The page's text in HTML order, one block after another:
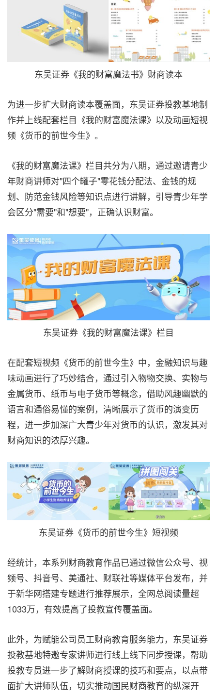
东吴证券《我的财富魔法书》财商读本
为进一步扩大财商读本覆盖面，东吴证券投教基地制
作并上线配套栏目《我的财富魔法课》以及动画短视
频《货币的前世今生》。
《我的财富魔法课》栏目共分为八期，通过邀请青少
年财商讲师对"四个罐子"零花钱分配法、金钱的规
划、防范金钱风险等知识点进行讲解，引导青少年学
会区分"需要"和"想要"，正确认识财富。
东吴证券《我的财富魔法课》栏目
在配套短视频《货币的前世今生》中，金融知识与趣
味动画进行了巧妙结合，通过引入物物交换、实物与
金属货币、纸币与电子货币等概念，借助风趣幽默的
语言和通俗易懂的案例，清晰展示了货币的演变历
程，进一步加深广大青少年对货币的认识，激发其对
财商知识的浓厚兴趣。
东吴证券《货币的前世今生》短视频
经统计，本系列财商教育作品已通过微信公众号、视
频号、抖音号、美通社、财联社等媒体平台发布，并
于新华网搭建专题进行推荐展示，全网总阅读量超
1033万，有效提高了投教宣传覆盖面。
此外，为赋能公司员工财商教育服务能力，东吴证券
投教基地特邀专家讲师进行线上线下同步授课，帮助
投教专员进一步了解财商授课的技巧和要点，以点带
面扩大讲师队伍，切实推动国民财商教育的纵深开